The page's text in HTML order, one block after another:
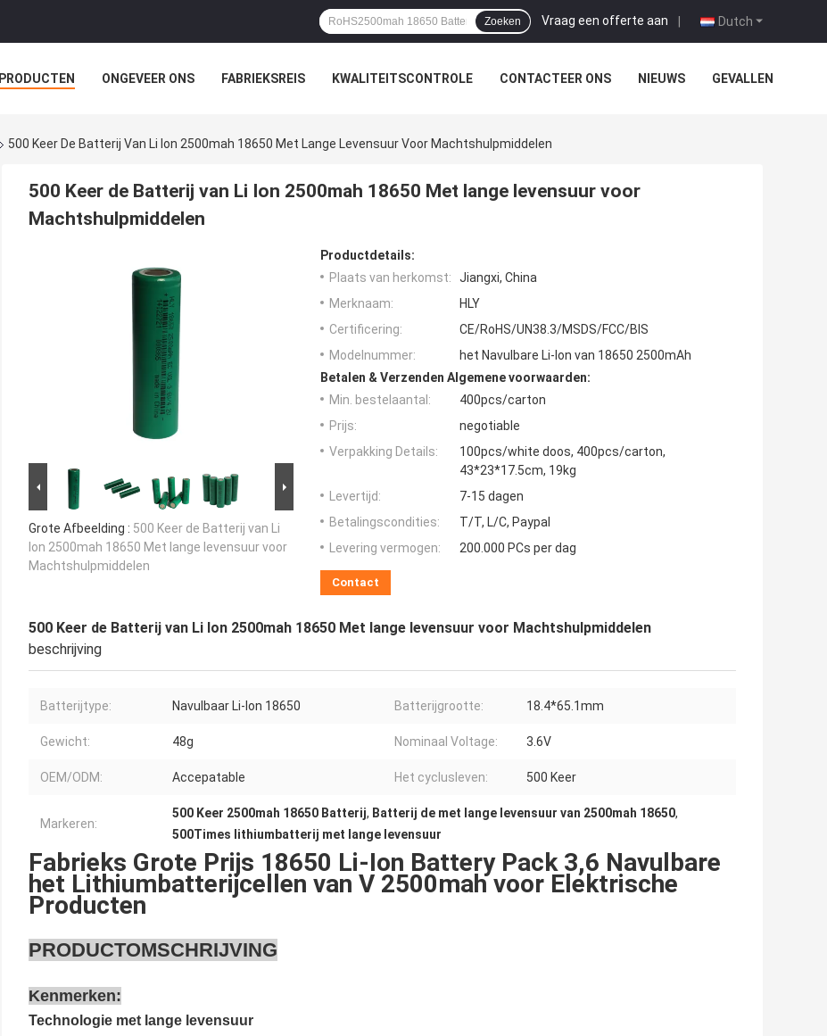
Dutch
Vraag een offerte aan |
Zoeken
PRODUCTEN ONGEVEER ONS FABRIEKSREIS KWALITEITSCONTROLE CONTACTEER ONS NIEUWS GEVALLEN
500 Keer De Batterij Van Li Ion 2500mah 18650 Met Lange Levensuur Voor Machtshulpmiddelen
500 Keer de Batterij van Li Ion 2500mah 18650 Met lange levensuur voor
Machtshulpmiddelen
Grote Afbeelding : 500 Keer de Batterij van Li
Ion 2500mah 18650 Met lange levensuur voor
Machtshulpmiddelen
Productdetails:
Plaats van herkomst:
Jiangxi, China
Merknaam:
HLY
Certificering:
CE/RoHS/UN38.3/MSDS/FCC/BIS
Modelnummer:
het Navulbare Li-Ion van 18650 2500mAh
Betalen & Verzenden Algemene voorwaarden:
Min. bestelaantal:
400pcs/carton
Prijs:
negotiable
Verpakking Details:
100pcs/white doos, 400pcs/carton,
43*23*17.5cm, 19kg
Levertijd:
7-15 dagen
Betalingscondities:
T/T, L/C, Paypal
Levering vermogen:
200.000 PCs per dag
Contact
500 Keer de Batterij van Li Ion 2500mah 18650 Met lange levensuur voor Machtshulpmiddelen
beschrijving
Batterijtype: Navulbaar Li-Ion 18650 Batterijgrootte: 18.4*65.1mm
Gewicht: 48g Nominaal Voltage: 3.6V
OEM/ODM: Accepatable Het cyclusleven: 500 Keer
Markeren:
500 Keer 2500mah 18650 Batterij, Batterij de met lange levensuur van 2500mah 18650,
500Times lithiumbatterij met lange levensuur
Fabrieks Grote Prijs 18650 Li-Ion Battery Pack 3,6 Navulbare
het Lithiumbatterijcellen van V 2500mah voor Elektrische
Producten
PRODUCTOMSCHRIJVING
Kenmerken:
Technologie met lange levensuur